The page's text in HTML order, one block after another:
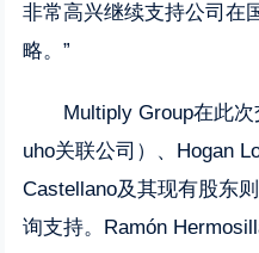
非常高兴继续支持公司在
略。”
Multiply Group在此
uho关联公司）、Hogan
Castellano及其现有股东
询支持。Ramón